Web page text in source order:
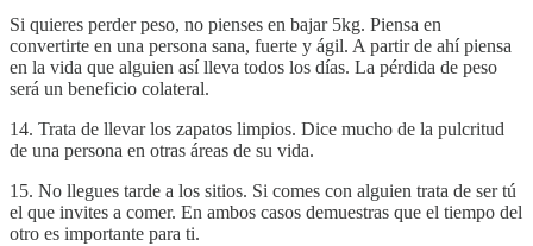
Si quieres perder peso, no pienses en bajar 5kg. Piensa en
convertirte en una persona sana, fuerte y ágil. A partir de ahí piensa
en la vida que alguien así lleva todos los días. La pérdida de peso
será un beneficio colateral.
14. Trata de llevar los zapatos limpios. Dice mucho de la pulcritud
de una persona en otras áreas de su vida.
15. No llegues tarde a los sitios. Si comes con alguien trata de ser tú
el que invites a comer. En ambos casos demuestras que el tiempo del
otro es importante para ti.